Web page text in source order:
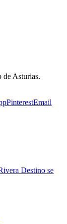
de Asturias.
PinterestEmail
Destino se